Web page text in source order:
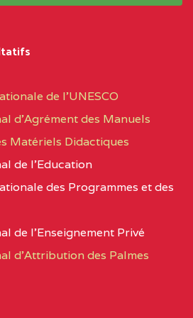
D'ENSEIGNEMENT
PROFESSIONNEL
(CEGEP) STE FOI BP
:4740 YAOUNDE
COLLEGE PANAFRICAIN
DE L'EXCELLENCE BP
COLLEGE PRIVE
de l’UNESCO
d’Agrément des Manuels
Matériels Didactiques
de l’Education
des Programmes et des
de l’Enseignement Privé
d'Attribution des Palmes